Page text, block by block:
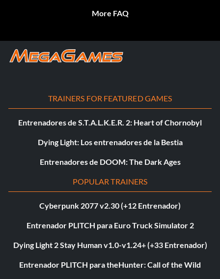
More FAQ
TRAINERS FOR FEATURED GAMES
Entrenadores de S.T.A.L.K.E.R. 2: Heart of Chornobyl
Dying Light: Los entrenadores de la Bestia
Entrenadores de DOOM: The Dark Ages
POPULAR TRAINERS
Cyberpunk 2077 v2.30 (+12 Entrenador)
Entrenador PLITCH para Euro Truck Simulator 2
Dying Light 2 Stay Human v1.0-v1.24+ (+33 Entrenador)
Entrenador PLITCH para theHunter: Call of the Wild